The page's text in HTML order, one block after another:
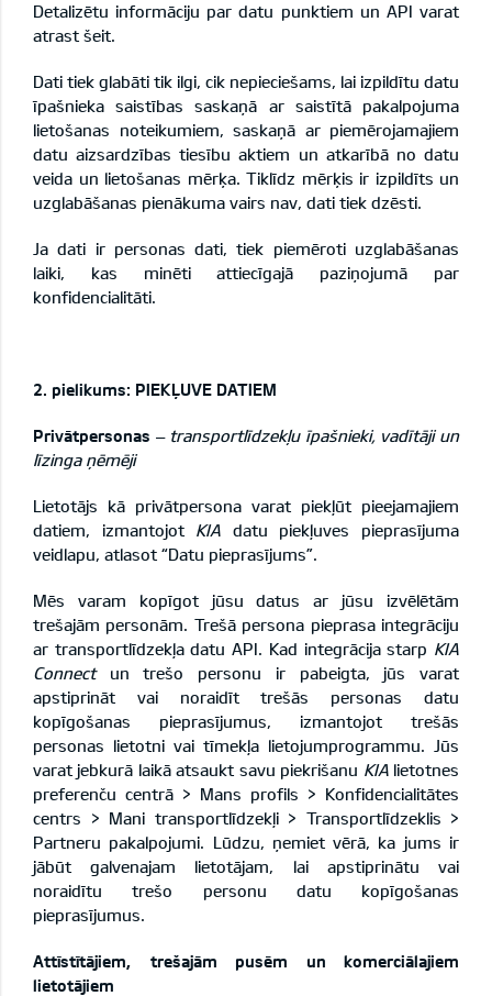
Detalizētu informāciju par datu punktiem un API varat
atrast šeit.
Dati tiek glabāti tik ilgi, cik nepieciešams, lai izpildītu datu
īpašnieka saistības saskaņā ar saistītā pakalpojuma
lietošanas noteikumiem, saskaņā ar piemērojamajiem
datu aizsardzības tiesību aktiem un atkarībā no datu
veida un lietošanas mērķa. Tiklīdz mērķis ir izpildīts un
uzglabāšanas pienākuma vairs nav, dati tiek dzēsti.
Ja dati ir personas dati, tiek piemēroti uzglabāšanas
laiki, kas minēti attiecīgajā paziņojumā par
konfidencialitāti.
2. pielikums: PIEKĻUVE DATIEM
Privātpersonas – transportlīdzekļu īpašnieki, vadītāji un
līzinga ņēmēji
Lietotājs kā privātpersona varat piekļūt pieejamajiem
datiem, izmantojot KIA datu piekļuves pieprasījuma
veidlapu, atlasot “Datu pieprasījums”.
Mēs varam kopīgot jūsu datus ar jūsu izvēlētām
trešajām personām. Trešā persona pieprasa integrāciju
ar transportlīdzekļa datu API. Kad integrācija starp KIA
Connect un trešo personu ir pabeigta, jūs varat
apstiprināt vai noraidīt trešās personas datu
kopīgošanas pieprasījumus, izmantojot trešās
personas lietotni vai tīmekļa lietojumprogrammu. Jūs
varat jebkurā laikā atsaukt savu piekrišanu KIAlietotnes
preferenču centrā > Mans profils > Konfidencialitātes
centrs > Mani transportlīdzekļi > Transportlīdzeklis >
Partneru pakalpojumi. Lūdzu, ņemiet vērā, ka jums ir
jābūt galvenajam lietotājam, lai apstiprinātu vai
noraidītu trešo personu datu kopīgošanas
pieprasījumus.
Attīstītājiem, trešajām pusēm un komerciālajiem
lietotājiem